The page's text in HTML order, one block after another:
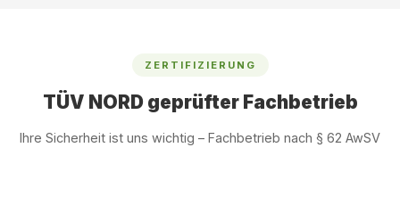
ZERTIFIZIERUNG
TÜV NORD geprüfter Fachbetrieb
Ihre Sicherheit ist uns wichtig – Fachbetrieb nach § 62 AwSV